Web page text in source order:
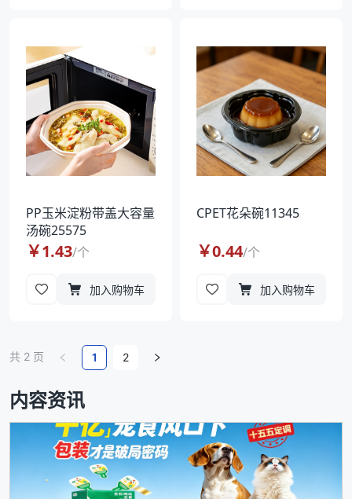
PP玉米淀粉带盖大容量
汤碗25575
￥1.43/个
加入购物车
CPET花朵碗11345
￥0.44/个
加入购物车
共 2 页 1 2
内容资讯